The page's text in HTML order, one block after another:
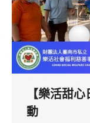
【樂活甜
動